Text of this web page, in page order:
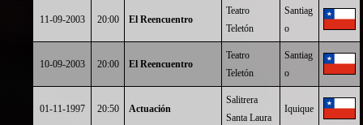
11-09-2003 20:00 El Reencuentro
Teatro
Teletón
Santiag
o
10-09-2003 20:00 El Reencuentro
Teatro
Teletón
Santiag
o
01-11-1997 20:50 Actuación
Salitrera
Santa Laura
Iquique